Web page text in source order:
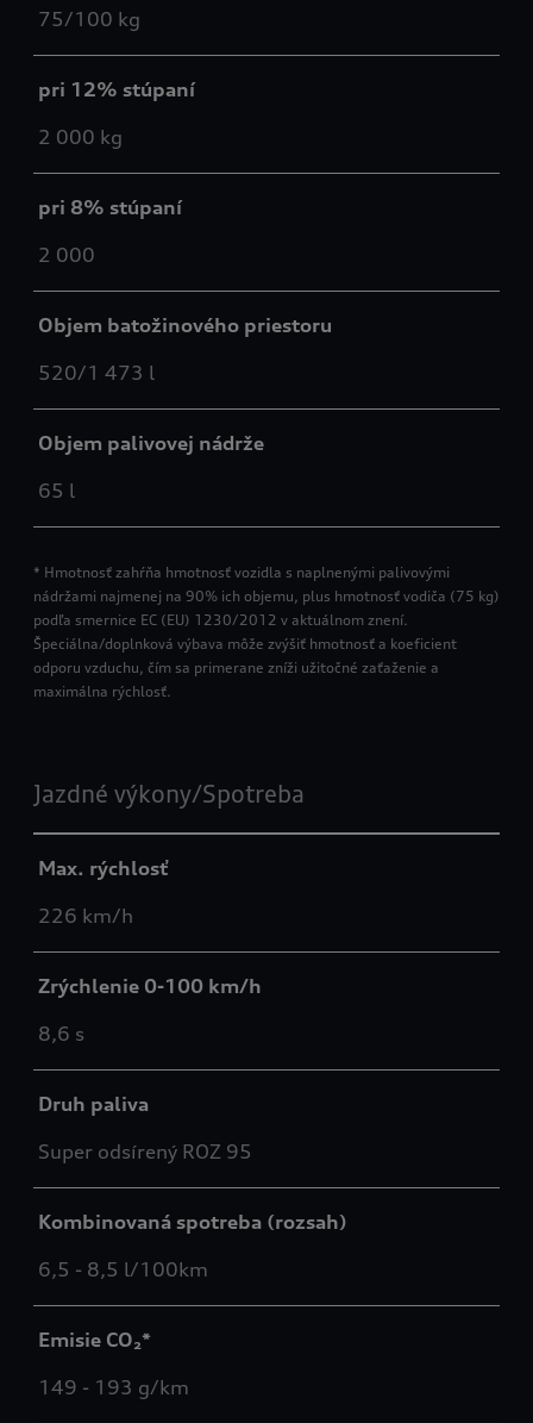
75/100 kg
pri 12% stúpaní
2 000 kg
pri 8% stúpaní
2 000
Objem batožinového priestoru
520/1 473 l
Objem palivovej nádrže
65 l
* Hmotnosť zahŕňa hmotnosť vozidla s naplnenými palivovými
nádržami najmenej na 90% ich objemu, plus hmotnosť vodiča (75 kg)
podľa smernice EC (EU) 1230/2012 v aktuálnom znení.
Špeciálna/doplnková výbava môže zvýšiť hmotnosť a koeficient
odporu vzduchu, čím sa primerane zníži užitočné zaťaženie a
maximálna rýchlosť.
Jazdné výkony/Spotreba
Max. rýchlosť
226 km/h
Zrýchlenie 0-100 km/h
8,6 s
Druh paliva
Super odsírený ROZ 95
Kombinovaná spotreba (rozsah)
6,5 - 8,5 l/100km
Emisie CO₂*
149 - 193 g/km